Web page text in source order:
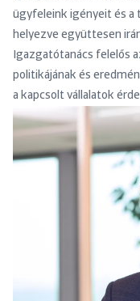
ügyfeleink igényeit és a
helyezve együttesen
Igazgatótanács felelős
politikájának és
a kapcsolt vállalatok